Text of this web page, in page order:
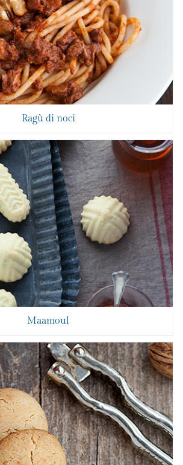
Ragù di noci
Maamoul